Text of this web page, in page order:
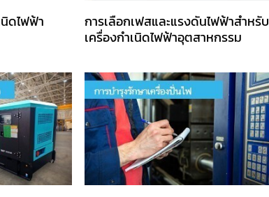
ดไฟฟ้า
การเลือกเฟสและแรงดันไฟฟ้าสำหรับ
เครื่องกำเนิดไฟฟ้าอุตสาหกรรม